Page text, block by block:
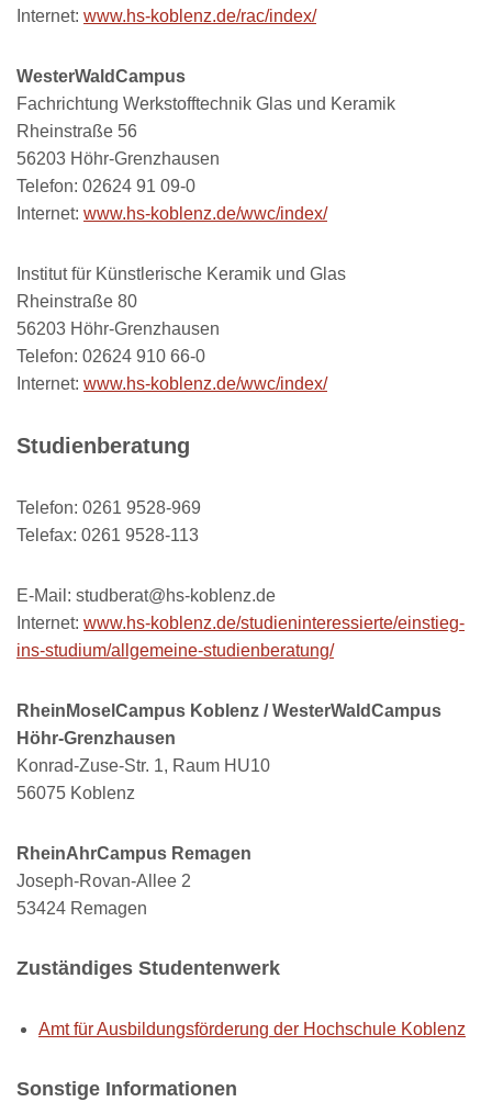
Internet: www.hs-koblenz.de/rac/index/
WesterWaldCampus
Fachrichtung Werkstofftechnik Glas und Keramik
Rheinstraße 56
56203 Höhr-Grenzhausen
Telefon: 02624 91 09-0
Internet: www.hs-koblenz.de/wwc/index/
Institut für Künstlerische Keramik und Glas
Rheinstraße 80
56203 Höhr-Grenzhausen
Telefon: 02624 910 66-0
Internet: www.hs-koblenz.de/wwc/index/
Studienberatung
Telefon: 0261 9528-969
Telefax: 0261 9528-113
E-Mail: studberat@hs-koblenz.de
Internet: www.hs-koblenz.de/studieninteressierte/einstieg-
ins-studium/allgemeine-studienberatung/
RheinMoselCampus Koblenz / WesterWaldCampus
Höhr-Grenzhausen
Konrad-Zuse-Str. 1, Raum HU10
56075 Koblenz
RheinAhrCampus Remagen
Joseph-Rovan-Allee 2
53424 Remagen
Zuständiges Studentenwerk
Amt für Ausbildungsförderung der Hochschule Koblenz
Sonstige Informationen